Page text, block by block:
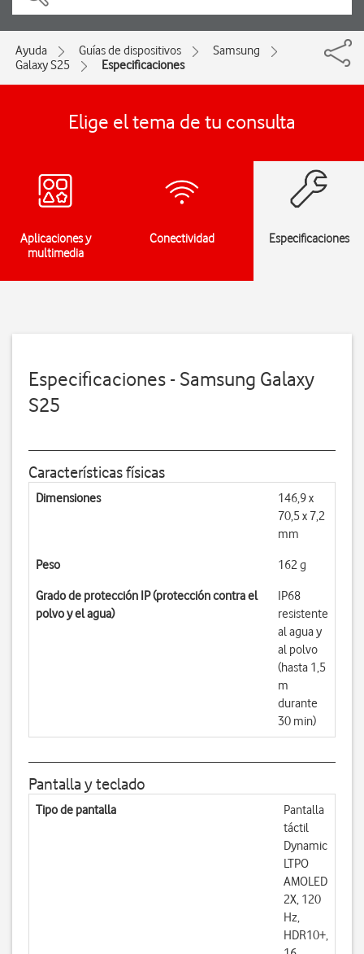
Ayuda Guías de dispositivos
Samsung
Galaxy S25
Especificaciones
Elige el tema de tu consulta
Aplicaciones y
multimedia
Conectividad Especificaciones
Especificaciones - Samsung Galaxy
S25
Características físicas
Dimensiones
146,9 x
70,5 x 7,2
mm
Peso 162 g
Grado de protección IP (protección contra el
polvo y el agua)
IP68
resistente
al agua y
al polvo
(hasta 1,5
m
durante
30 min)
Pantalla y teclado
Tipo de pantalla
Pantalla
táctil
Dynamic
LTPO
AMOLED
2X, 120
Hz,
HDR10+,